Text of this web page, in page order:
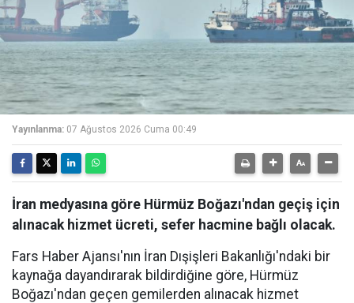
Yayınlanma: 07 Ağustos 2026 Cuma 00:49
İran medyasına göre Hürmüz Boğazı'ndan geçiş için
alınacak hizmet ücreti, sefer hacmine bağlı olacak.
Fars Haber Ajansı'nın İran Dışişleri Bakanlığı'ndaki bir
kaynağa dayandırarak bildirdiğine göre, Hürmüz
Boğazı'ndan geçen gemilerden alınacak hizmet